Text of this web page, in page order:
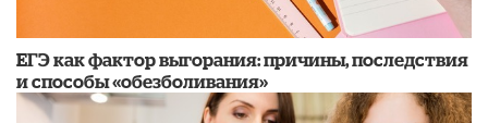
​ЕГЭ как фактор выгорания: причины, последствия
и способы «обезболивания»